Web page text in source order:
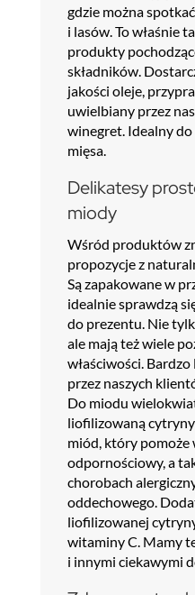
gdzie można
i lasów. To właśnie
produkty
składników.
jakości oleje,
uwielbiany przez
winegret. Idealny
mięsa.
Delikatesy
miody
Wśród produktów
propozycje z
Są zapakowane w
idealnie sprawdzą
do prezentu. Nie
ale mają też wiele
właściwości.
przez naszych
Do miodu
liofilizowaną
miód, który pomoże
odpornościowy, a
chorobach
oddechowego.
liofilizowanej
witaminy C. Mamy
i innymi ciekawymi